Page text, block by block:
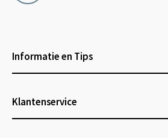
Informatie en Tips
Klantenservice